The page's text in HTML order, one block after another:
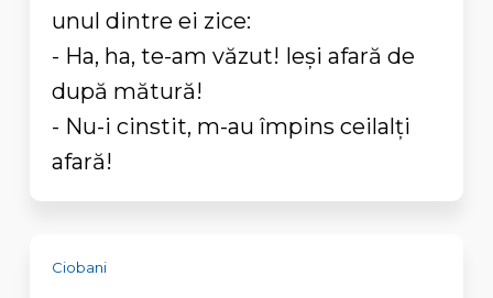
unul dintre ei zice:
- Ha, ha, te-am văzut! Ieşi afară de
după mătură!
- Nu-i cinstit, m-au împins ceilalţi
afară!
Ciobani